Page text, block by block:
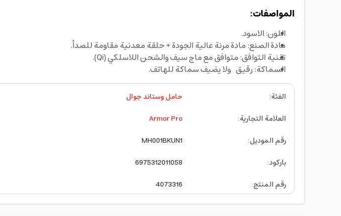
المواصفات:
اللون: الاسود.
مادة الصنع: مادة مرنة عالية الجودة + حلقة معدنية مقاومة للصدأ.
تقنية التوافق: متوافق مع ماج سيف والشحن اللاسلكي (Qi).
السماكة: رقيق ولا يضيف سماكة للهاتف.
الفئة:
حامل وستاند جوال
العلامة التجارية:
Armor Pro
رقم الموديل:
MH001BKUN1
باركود:
6975312011058
رقم المنتج:
4073316